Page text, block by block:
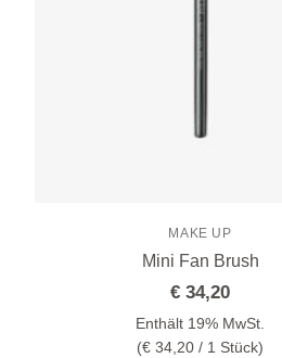
MAKE UP
Mini Fan Brush
€ 34,20
Enthält 19% MwSt.
(€ 34,20/ 1 Stück)